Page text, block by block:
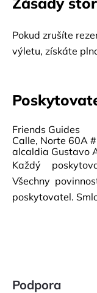
Pokud zrušíte
výletu, získáte
Friends Guides
Calle, Norte 60A
alcaldia Gustavo
Každý
Všechny
poskytovatel.
Podpora